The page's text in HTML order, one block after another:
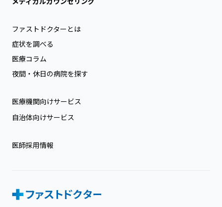
ファストドクターとは
症状を調べる
医療コラム
夜間・休日の病院を探す
医療機関向けサービス
自治体向けサービス
医師採用情報